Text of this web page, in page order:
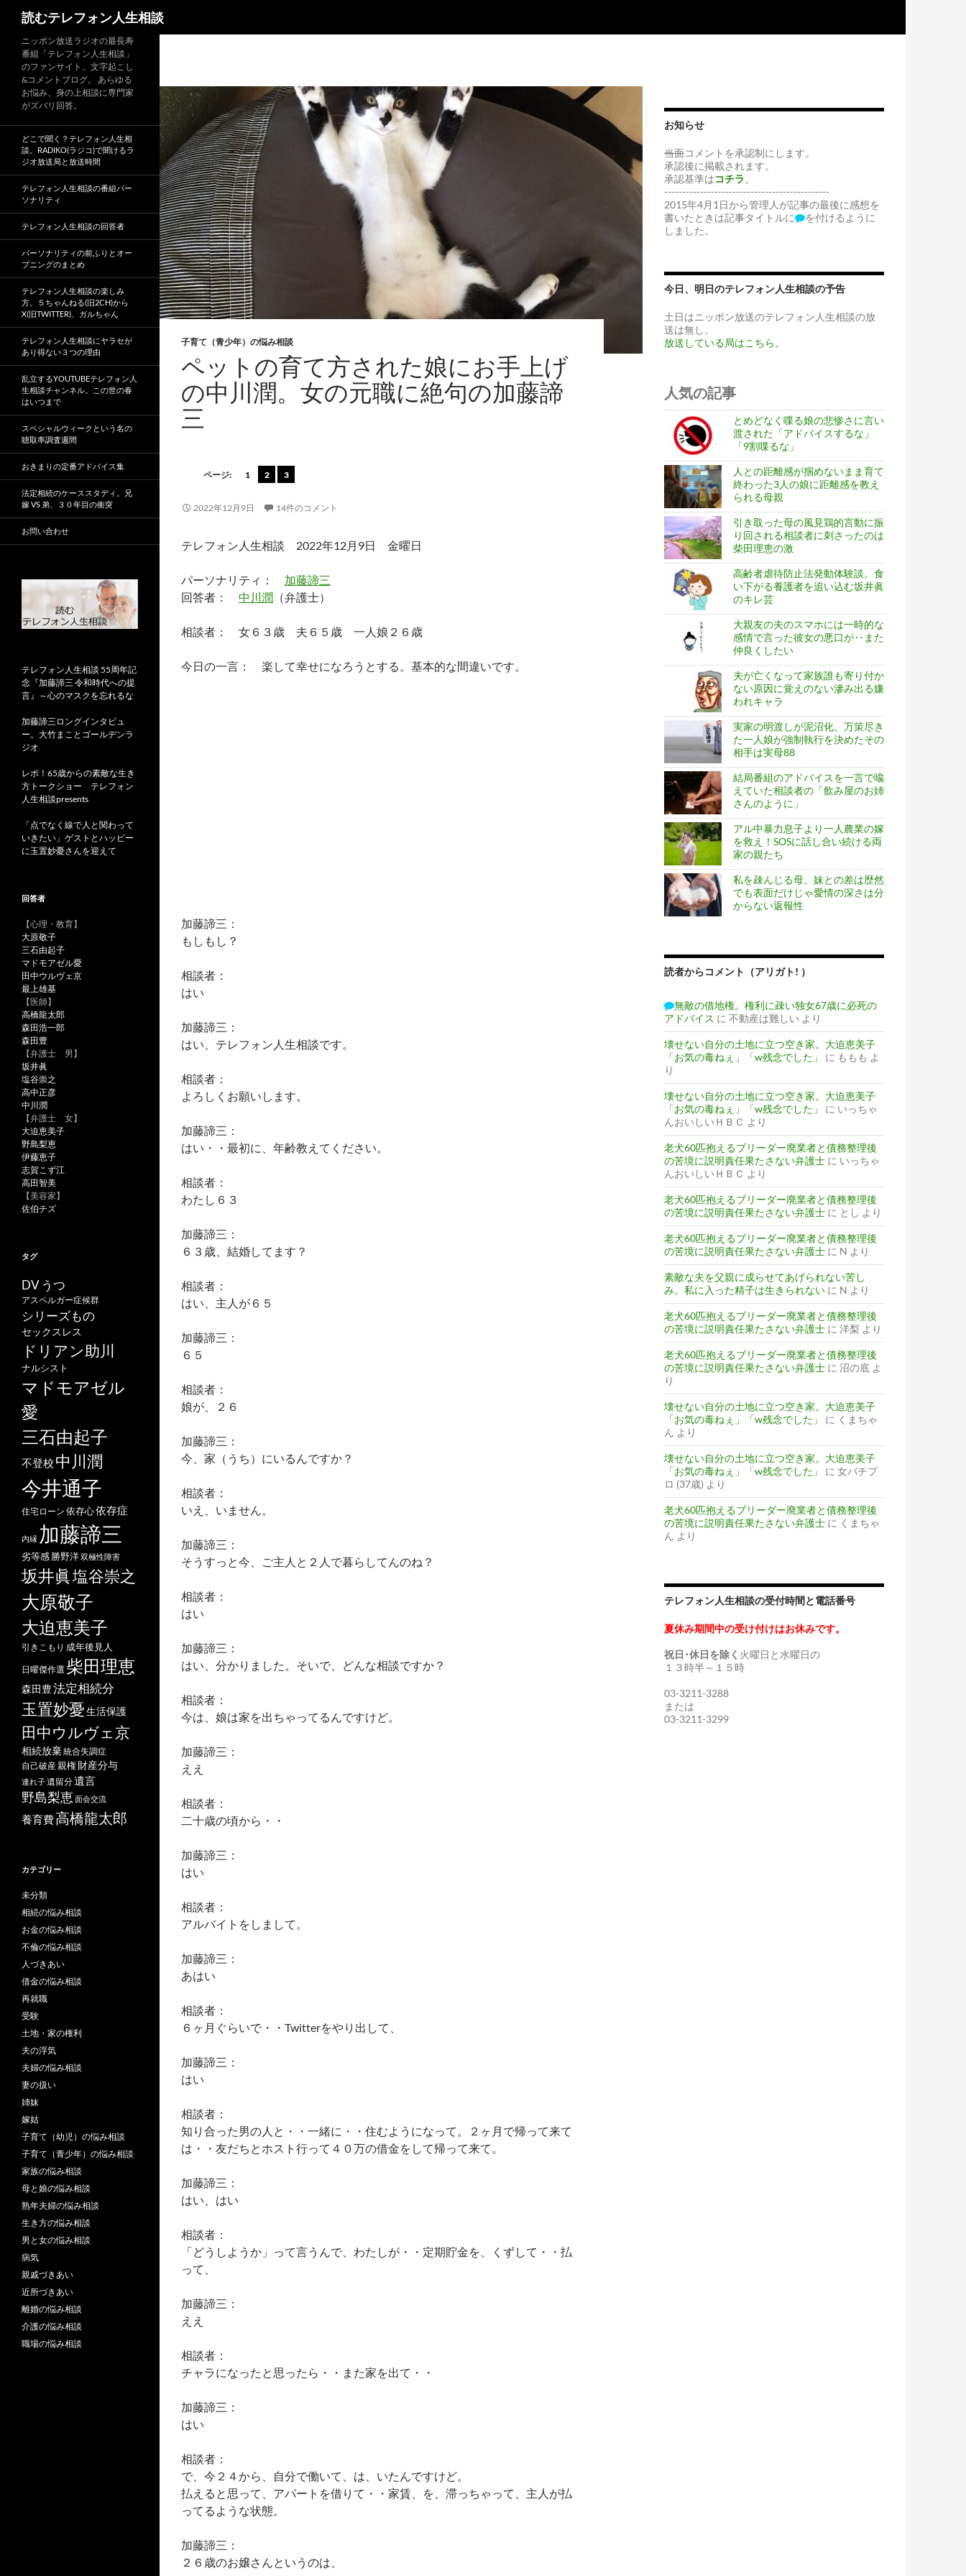
読むテレフォン人生相談
子育て（青少年）の悩み相談
ペットの育て方された娘にお手上げ
の中川潤。女の元職に絶句の加藤諦
三
ページ: 1 2 3
2022年12月9日 14件のコメント
テレフォン人生相談 2022年12月9日 金曜日
パーソナリティ： 加藤諦三
回答者： 中川潤 （弁護士）
相談者： 女６３歳 夫６５歳 一人娘２６歳
今日の一言： 楽して幸せになろうとする。基本的な間違いです。
加藤諦三：
もしもし？
相談者：
はい
加藤諦三：
はい、テレフォン人生相談です。
相談者：
よろしくお願いします。
加藤諦三：
はい・・最初に、年齢教えてください。
相談者：
わたし６３
加藤諦三：
６３歳、結婚してます？
相談者：
はい、主人が６５
加藤諦三：
６５
相談者：
娘が、２６
加藤諦三：
今、家（うち）にいるんですか？
相談者：
いえ、いません。
加藤諦三：
そうすっと今、ご主人と２人で暮らしてんのね？
相談者：
はい
加藤諦三：
はい、分かりました。そいで、どんな相談ですか？
相談者：
今は、娘は家を出ちゃってるんですけど。
加藤諦三：
ええ
相談者：
二十歳の頃から・・
加藤諦三：
はい
相談者：
アルバイトをしまして。
加藤諦三：
あはい
相談者：
６ヶ月ぐらいで・・Twitterをやり出して、
加藤諦三：
はい
相談者：
知り合った男の人と・・一緒に・・住むようになって。２ヶ月で帰って来て
は・・友だちとホスト行って４０万の借金をして帰って来て。
加藤諦三：
はい、はい
相談者：
「どうしようか」って言うんで、わたしが・・定期貯金を、くずして・・払
って、
加藤諦三：
ええ
相談者：
チャラになったと思ったら・・また家を出て・・
加藤諦三：
はい
相談者：
で、今２４から、自分で働いて、は、いたんですけど。
払えると思って、アパートを借りて・・家賃、を、滞っちゃって、主人が払
ってるような状態。
加藤諦三：
２６歳のお嬢さんというのは、
お知らせ
当面コメントを承認制にします。
承認後に掲載されます。
承認基準はコチラ 。
----------------------------------------------
2015年4月1日から管理人が記事の最後に感想を
書いたときは記事タイトルに
を付けるように
しました。
今日、明日のテレフォン人生相談の予告
土日はニッポン放送のテレフォン人生相談の放
送は無し。
放送している局はこちら。
人気の記事
とめどなく喋る娘の悲惨さに言い
渡された「アドバイスするな」
「9割喋るな」
人との距離感が掴めないまま育て
終わった3人の娘に距離感を教え
られる母親
引き取った母の風見鶏的言動に振
り回される相談者に刺さったのは
柴田理恵の激
高齢者虐待防止法発動体験談。食
い下がる養護者を追い込む坂井眞
のキレ芸
大親友の夫のスマホには一時的な
感情で言った彼女の悪口が‥また
仲良くしたい
夫が亡くなって家族誰も寄り付か
ない原因に覚えのない滲み出る嫌
われキャラ
実家の明渡しが泥沼化。万策尽き
た一人娘が強制執行を決めたその
相手は実母88
結局番組のアドバイスを一言で喩
えていた相談者の「飲み屋のお姉
さんのように」
アル中暴力息子より一人農業の嫁
を救え！SOSに話し合い続ける両
家の親たち
私を疎んじる母。妹との差は歴然
でも表面だけじゃ愛情の深さは分
からない返報性
読者からコメント（アリガト! ）
無敵の借地権。権利に疎い独女67歳に必死の
アドバイス に 不動産は難しい より
壊せない自分の土地に立つ空き家。大迫恵美子
「お気の毒ねぇ」「w残念でした」
に ももも よ
り
壊せない自分の土地に立つ空き家。大迫恵美子
「お気の毒ねぇ」「w残念でした」
に いっちゃ
んおいしいＨＢＣ より
老犬60匹抱えるブリーダー廃業者と債務整理後
の苦境に説明責任果たさない弁護士 に いっちゃ
んおいしいＨＢＣ より
老犬60匹抱えるブリーダー廃業者と債務整理後
の苦境に説明責任果たさない弁護士 に とし より
老犬60匹抱えるブリーダー廃業者と債務整理後
の苦境に説明責任果たさない弁護士 に N より
素敵な夫を父親に成らせてあげられない苦し
み。私に入った精子は生きられない に N より
老犬60匹抱えるブリーダー廃業者と債務整理後
の苦境に説明責任果たさない弁護士 に 洋梨 より
老犬60匹抱えるブリーダー廃業者と債務整理後
の苦境に説明責任果たさない弁護士 に 沼の底 よ
り
壊せない自分の土地に立つ空き家。大迫恵美子
「お気の毒ねぇ」「w残念でした」
に くまちゃ
ん より
壊せない自分の土地に立つ空き家。大迫恵美子
「お気の毒ねぇ」「w残念でした」
に 女パチプ
ロ (37歳) より
老犬60匹抱えるブリーダー廃業者と債務整理後
の苦境に説明責任果たさない弁護士 に くまちゃ
ん より
テレフォン人生相談の受付時間と電話番号
夏休み期間中の受け付けはお休みです。
祝日･休日を除く 火曜日と水曜日の
１３時半～１５時
03-3211-3288
または
03-3211-3299
ニッポン放送ラジオの最長寿
番組「テレフォン人生相談」
のファンサイト。文字起こし
&コメントブログ。 あらゆる
お悩み、身の上相談に専門家
がズバリ回答。
どこで聞く？テレフォン人生相
談。RADIKO(ラジコ)で聞けるラ
ジオ放送局と放送時間
テレフォン人生相談の番組パー
ソナリティ
テレフォン人生相談の回答者
パーソナリティの前ふりとオー
プニングのまとめ
テレフォン人生相談の楽しみ
方。５ちゃんねる(旧2CH)から
X(旧TWITTER)、ガルちゃん
テレフォン人生相談にヤラセが
あり得ない３つの理由
乱立するYOUTUBEテレフォン人
生相談チャンネル。この世の春
はいつまで
スペシャルウィークという名の
聴取率調査週間
おきまりの定番アドバイス集
法定相続のケーススタディ。兄
嫁 VS 弟、３０年目の衝突
お問い合わせ
テレフォン人生相談 55周年記
念『加藤諦三 令和時代への提
言』～心のマスクを忘れるな
加藤諦三ロングインタビュ
ー。大竹まことゴールデンラ
ジオ
レポ！65歳からの素敵な生き
方トークショー テレフォン
人生相談presents
「点でなく線で人と関わって
いきたい」ゲストとハッピー
に玉置妙憂さんを迎えて
回答者
【心理・教育】
大原敬子
三石由起子
マドモアゼル愛
田中ウルヴェ京
最上雄基
【医師】
高橋龍太郎
森田浩一郎
森田豊
【弁護士 男】
坂井眞
塩谷崇之
高中正彦
中川潤
【弁護士 女】
大迫恵美子
野島梨恵
伊藤恵子
志賀こず江
高田智美
【美容家】
佐伯チズ
タグ
DV うつ
アスペルガー症候群
シリーズもの
セックスレス
ドリアン助川
ナルシスト
マドモアゼル
愛
三石由起子
不登校 中川潤
今井通子
住宅ローン 依存心依存症
内縁 加藤諦三
劣等感勝野洋双極性障害
坂井眞塩谷崇之
大原敬子
大迫恵美子
引きこもり 成年後見人
日曜傑作選 柴田理恵
森田豊法定相続分
玉置妙憂生活保護
田中ウルヴェ京
相続放棄統合失調症
自己破産親権 財産分与
連れ子遺留分遺言
野島梨恵面会交流
養育費高橋龍太郎
カテゴリー
未分類
相続の悩み相談
お金の悩み相談
不倫の悩み相談
人づきあい
借金の悩み相談
再就職
受験
土地・家の権利
夫の浮気
夫婦の悩み相談
妻の扱い
姉妹
嫁姑
子育て（幼児）の悩み相談
子育て（青少年）の悩み相談
家族の悩み相談
母と娘の悩み相談
熟年夫婦の悩み相談
生き方の悩み相談
男と女の悩み相談
病気
親戚づきあい
近所づきあい
離婚の悩み相談
介護の悩み相談
職場の悩み相談